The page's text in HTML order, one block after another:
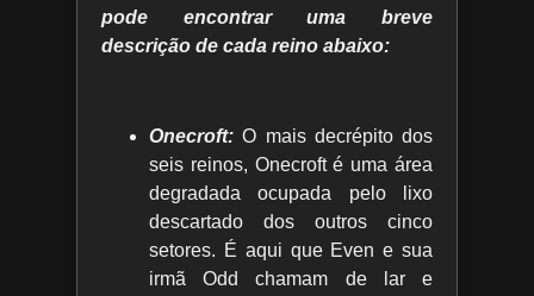
pode encontrar uma breve
descrição de cada reino abaixo:
Onecroft: O mais decrépito dos
seis reinos, Onecroft é uma área
degradada ocupada pelo lixo
descartado dos outros cinco
setores. É aqui que Even e sua
irmã Odd chamam de lar e